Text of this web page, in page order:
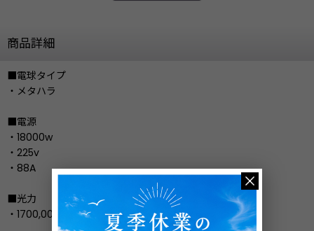
商品詳細
■電球タイプ
・メタハラ
■電源
・18000w
・225v
・88A
■光力
・1700,000ルーメン